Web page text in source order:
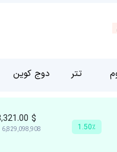
تتر دوج کوین
1.50٪
$
6,829,098,908